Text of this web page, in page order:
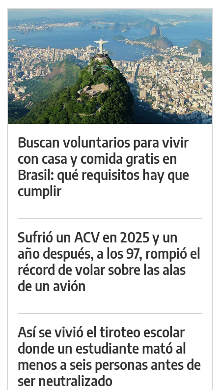
Buscan voluntarios para vivir
con casa y comida gratis en
Brasil: qué requisitos hay que
cumplir
Sufrió un ACV en 2025 y un
año después, a los 97, rompió el
récord de volar sobre las alas
de un avión
Así se vivió el tiroteo escolar
donde un estudiante mató al
menos a seis personas antes de
ser neutralizado